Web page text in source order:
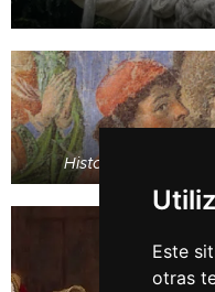
Este
otras
Histora del